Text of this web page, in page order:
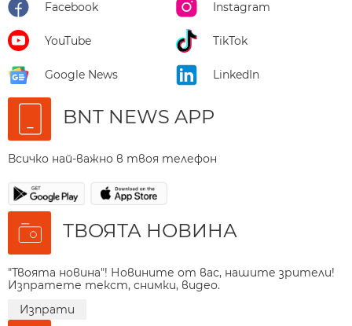
Facebook Instagram
YouTube TikTok
Google News LinkedIn
BNT NEWS APP
Всичко най-важно в твоя телефон
ТВОЯТА НОВИНА
"Твоята новина"! Новините от вас, нашите зрители!
Изпратете текст, снимки, видео.
Изпрати